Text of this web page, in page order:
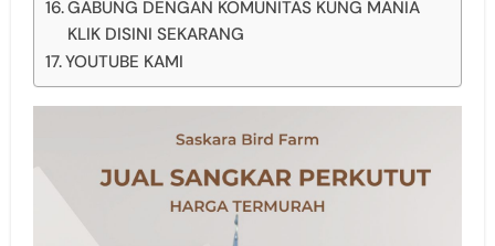
GABUNG DENGAN KOMUNITAS KUNG MANIA
KLIK DISINI SEKARANG
YOUTUBE KAMI